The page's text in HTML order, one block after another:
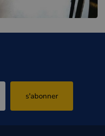
s'abonner